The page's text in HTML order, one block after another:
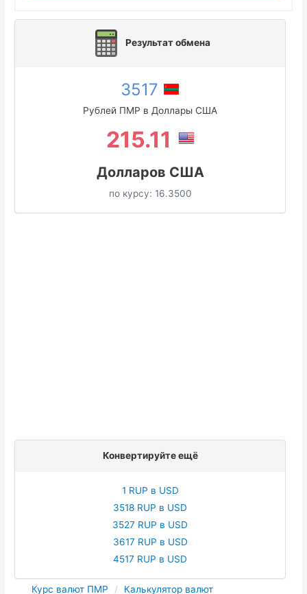
Результат обмена
3517
Рублей ПМР в Доллары США
215.11
Долларов США
по курсу: 16.3500
Конвертируйте ещё
1 RUP в USD
3518 RUP в USD
3527 RUP в USD
3617 RUP в USD
4517 RUP в USD
Курс валют ПМР
Калькулятор валют